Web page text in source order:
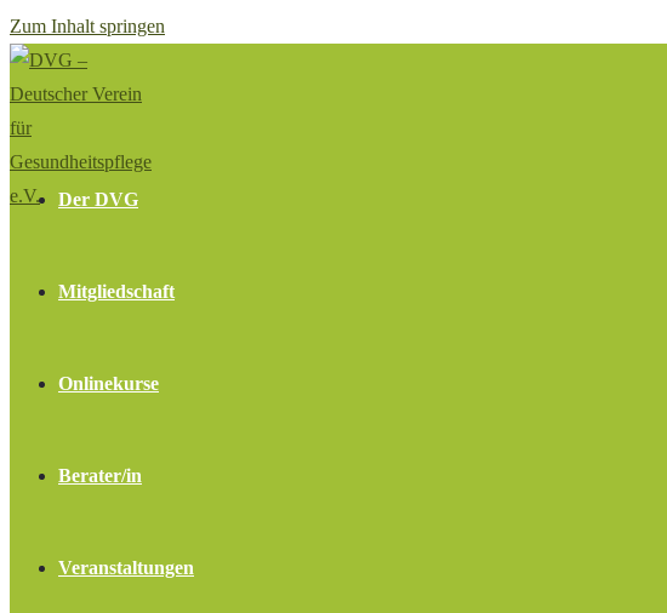
Zum Inhalt springen
Der DVG
Mitgliedschaft
Onlinekurse
Berater/in
Veranstaltungen